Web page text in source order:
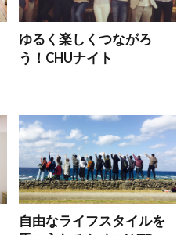
ゆるく楽しくつながろ
う！CHUナイト
自由なライフスタイルを